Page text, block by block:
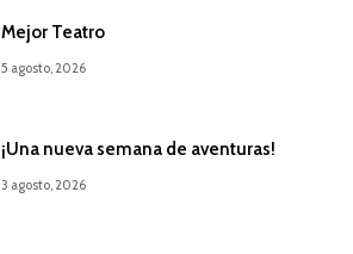
Mejor Teatro
5 agosto, 2026
¡Una nueva semana de aventuras!
3 agosto, 2026